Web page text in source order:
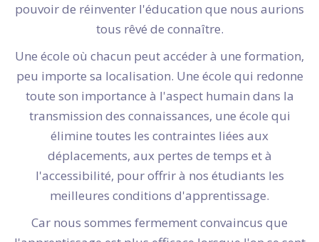
pouvoir de réinventer l'éducation que nous aurions
tous rêvé de connaître.
Une école où chacun peut accéder à une formation,
peu importe sa localisation. Une école qui redonne
toute son importance à l'aspect humain dans la
transmission des connaissances, une école qui
élimine toutes les contraintes liées aux
déplacements, aux pertes de temps et à
l'accessibilité, pour offrir à nos étudiants les
meilleures conditions d'apprentissage.
Car nous sommes fermement convaincus que